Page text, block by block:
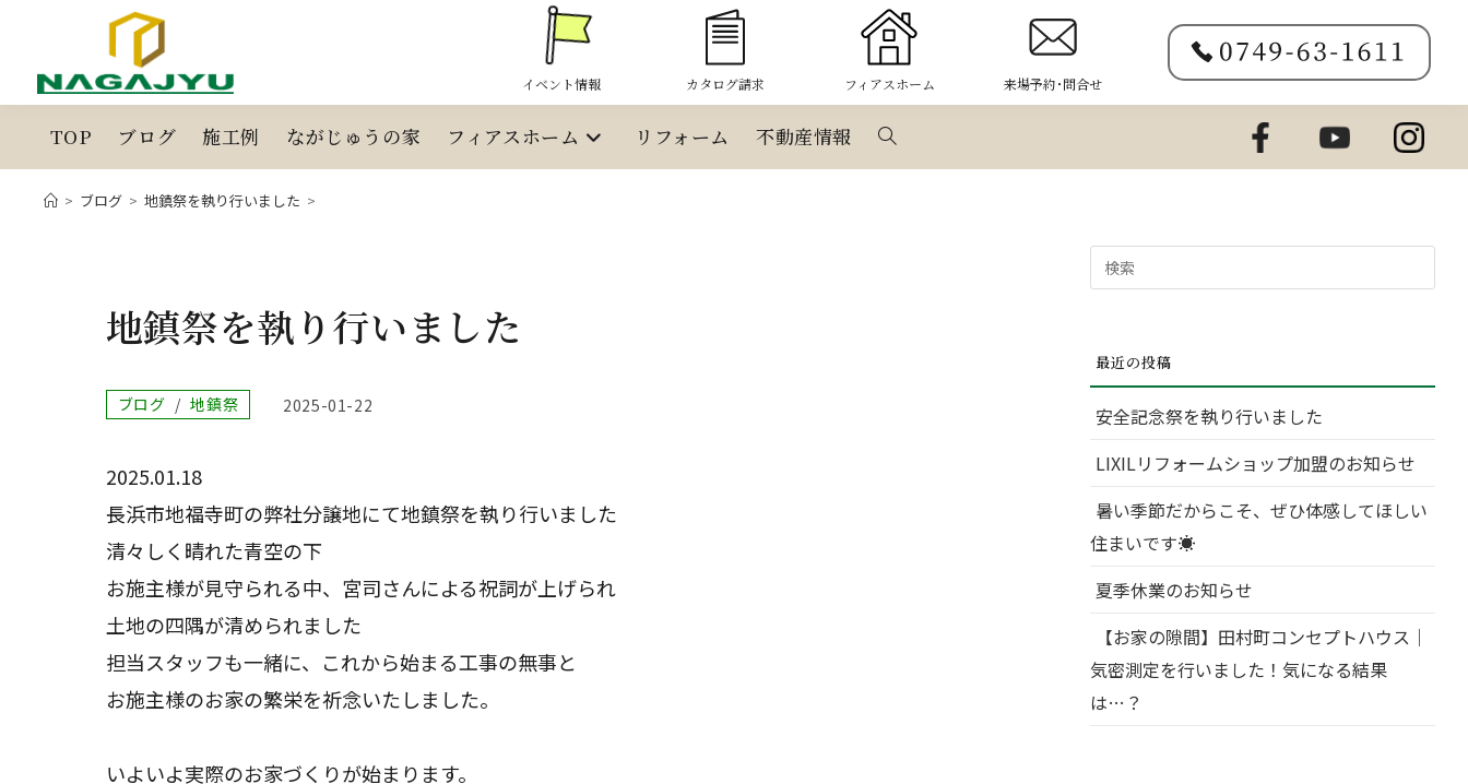
イベント情報 カタログ請求 フィアスホーム 来場予約･問合せ
TOP ブログ 施工例 ながじゅうの家 フィアスホーム リフォーム 不動産情報 ウ
> ブログ > 地鎮祭を執り行いました >
地鎮祭を執り行いました
投
稿
テ
ゴ
リ
ー:
ブログ / 地鎮祭
投
2025-01-22
2025.01.18
長浜市地福寺町の弊社分譲地にて地鎮祭を執り行いました
清々しく晴れた青空の下
お施主様が見守られる中、 宮司さんによる祝詞が上げられ
土地の四隅が清められました
担当スタッフも一緒に、
これから始まる工事の無事と
お施主様のお家の繁栄を祈念いたしました。
いよいよ実際のお家づくりが始まります。
索
最近の投稿
安全記念祭を執り行いました
LIXILリフォームショップ加盟のお知らせ
暑い季節だからこそ、ぜひ体感してほしい
住まいです☀
夏季休業のお知らせ
【お家の隙間】田村町コンセプトハウス｜
気密測定を行いました！気になる結果
は…？